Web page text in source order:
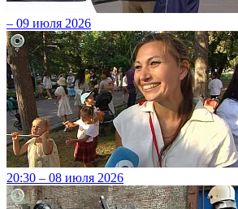
– 09 июля 2026
20:30 – 08 июля 2026